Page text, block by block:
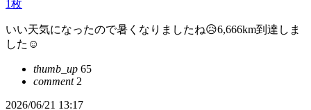
1枚
いい天気になったので暑くなりましたね😥6,666km到達しま
した☺️
thumb_up 65
comment2
2026/06/21 13:17